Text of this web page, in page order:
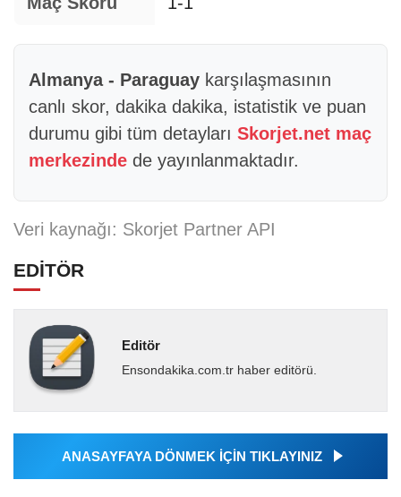
Almanya - Paraguay karşılaşmasının
canlı skor, dakika dakika, istatistik ve puan
durumu gibi tüm detayları Skorjet.net maç
merkezinde de yayınlanmaktadır.
Veri kaynağı: Skorjet Partner API
EDİTÖR
Editör
Ensondakika.com.tr haber editörü.
ANASAYFAYA DÖNMEK İÇİN TIKLAYINIZ